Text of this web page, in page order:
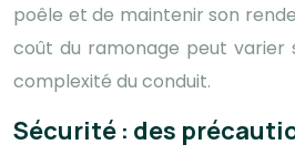
poêle et de maintenir son
coût du ramonage peut varier
complexité du conduit.
Sécurité : des